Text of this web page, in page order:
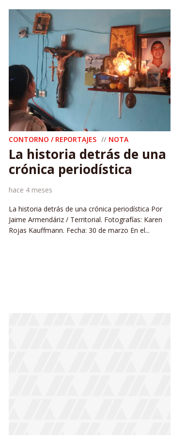
CONTORNO / REPORTAJES NOTA
La historia detrás de una
crónica periodística
hace 4 meses
La historia detrás de una crónica periodística Por
Jaime Armendáriz / Territorial. Fotografías: Karen
Rojas Kauffmann. Fecha: 30 de marzo En el...